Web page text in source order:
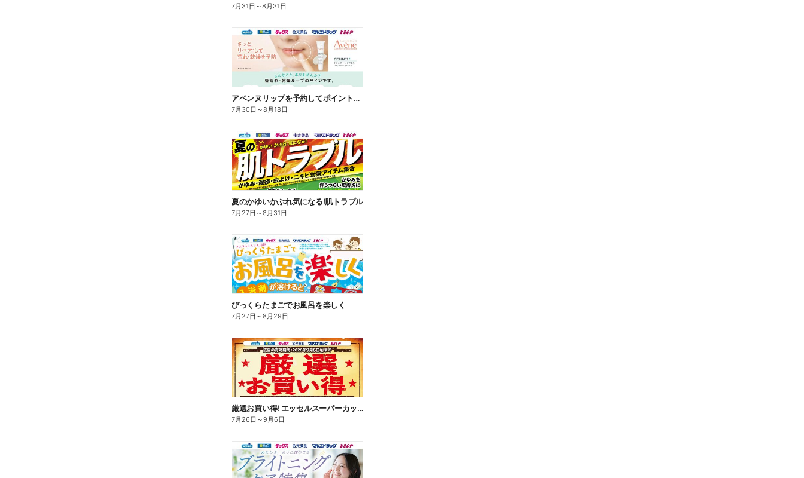
7月31日 ～8月31日
アベンヌリップを予約してポイントゲット!
7月30日 ～8月18日
夏のかゆいかぶれ気になる!肌トラブル
7月27日 ～8月31日
びっくらたまごでお風呂を楽しく
7月27日 ～8月29日
厳選お買い得! エッセルスーパーカップ
7月26日 ～9月6日